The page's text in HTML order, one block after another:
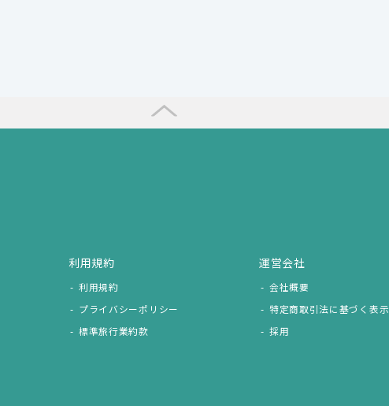
利用規約
利用規約
プライバシーポリシー
標準旅行業約款
運営会社
会社概要
特定商取引法に基づく表示
採用